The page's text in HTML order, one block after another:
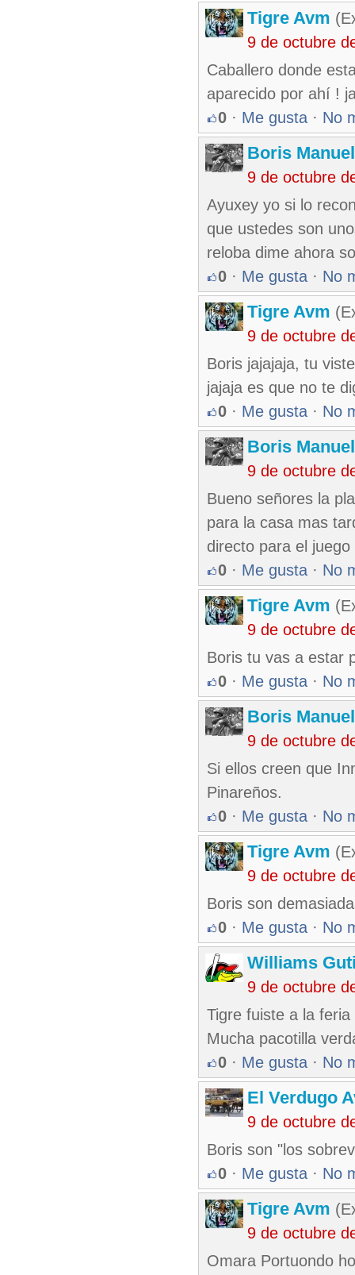
Tigre Avm
9 de octubre
Caballero donde
aparecido por ahí !
0 · Me gusta · No
Boris
9 de octubre
Ayuxey yo si lo
que ustedes son
reloba dime ahora
0 · Me gusta · No
Tigre Avm
9 de octubre
Boris jajajaja, tu
jajaja es que no te
0 · Me gusta · No
Boris
9 de octubre
Bueno señores la
para la casa mas
directo para el
0 · Me gusta · No
Tigre Avm
9 de octubre
Boris tu vas a estar
0 · Me gusta · No
Boris
9 de octubre
Si ellos creen que
Pinareños.
0 · Me gusta · No
Tigre Avm
9 de octubre
Boris son
0 · Me gusta · No
Williams
9 de octubre
Tigre fuiste a la feria
Mucha pacotilla
0 · Me gusta · No
El Verdugo
9 de octubre
Boris son "los
0 · Me gusta · No
Tigre Avm
9 de octubre
Omara Portuondo